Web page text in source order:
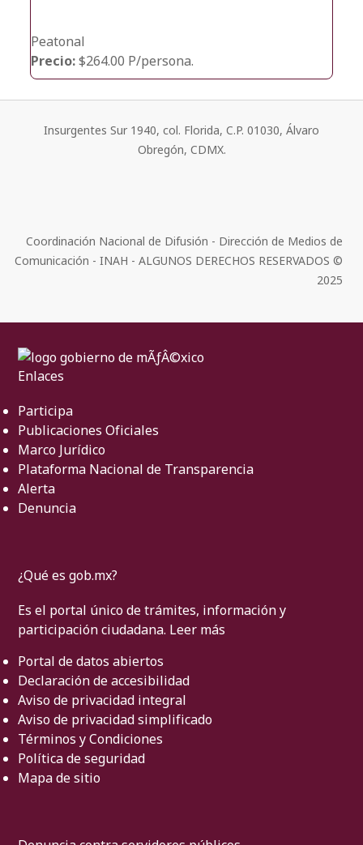
Peatonal
Precio:$264.00 P/persona.
Insurgentes Sur 1940, col. Florida, C.P. 01030, Álvaro
Obregón, CDMX.
Coordinación Nacional de Difusión - Dirección de Medios de
Comunicación - INAH - ALGUNOS DERECHOS RESERVADOS ©
2025
Enlaces
Participa
Publicaciones Oficiales
Marco Jurídico
Plataforma Nacional de Transparencia
Alerta
Denuncia
¿Qué es gob.mx?
Es el portal único de trámites, información y
participación ciudadana. Leer más
Portal de datos abiertos
Declaración de accesibilidad
Aviso de privacidad integral
Aviso de privacidad simplificado
Términos y Condiciones
Política de seguridad
Mapa de sitio